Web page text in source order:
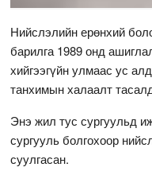
Нийслэлийн ерөнхий
барилга 1989 онд
хийгээгүйн улмаас ус
танхимын халаалт
Энэ жил тус сургуульд
сургууль болгохоор
суулгасан.